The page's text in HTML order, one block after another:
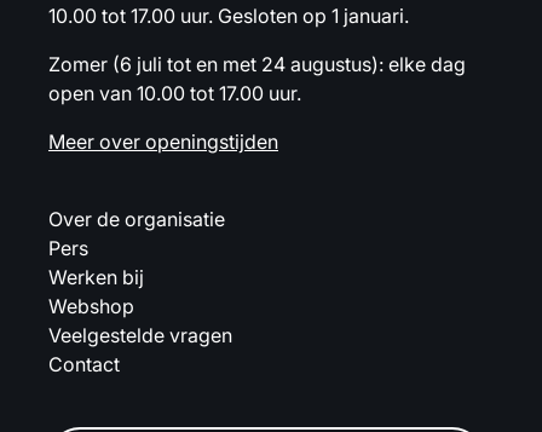
10.00 tot 17.00 uur. Gesloten op 1 januari.
Zomer (6 juli tot en met 24 augustus): elke dag
open van 10.00 tot 17.00 uur.
Meer over openingstijden
Over de organisatie
Pers
Werken bij
Webshop
Veelgestelde vragen
Contact